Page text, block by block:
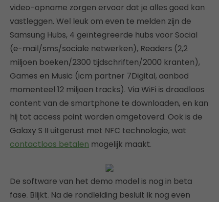
video-opname zorgen ervoor dat je alles goed kan
vastleggen. Wel leuk om even te melden zijn de
Samsung Hubs, 4 geïntegreerde hubs voor Social
(e-mail/sms/sociale netwerken), Readers (2,2
miljoen boeken/2300 tijdschriften/2000 kranten),
Games en Music (icm partner 7Digital, aanbod
momenteel 12 miljoen tracks). Via WiFi is draadloos
content van de smartphone te downloaden, en kan
hij tot access point worden omgetoverd. Ook is de
Galaxy S II uitgerust met NFC technologie, wat
contactloos betalen mogelijk maakt.
De software van het demo model is nog in beta
fase. Blijkt. Na de rondleiding besluit ik nog even